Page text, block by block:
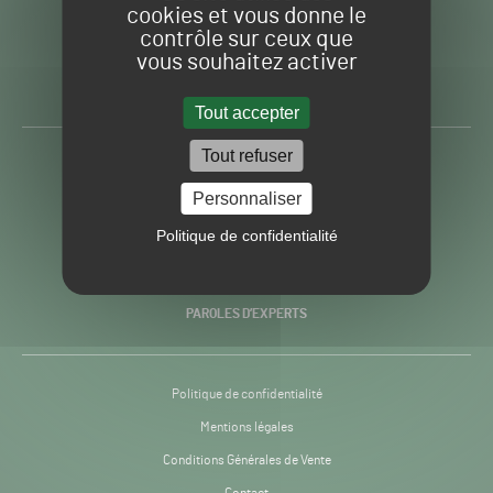
cookies et vous donne le
contrôle sur ceux que
vous souhaitez activer
Tout accepter
Tout refuser
Personnaliser
Politique de confidentialité
Gazon
Sport
H24
-
Toute l’info autour du
PRATIQUES
PAROLES D’EXPERTS
Politique de confidentialité
Mentions légales
Conditions Générales de Vente